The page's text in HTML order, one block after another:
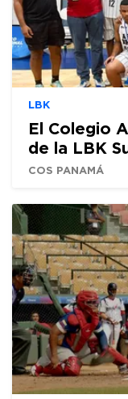
LBK
El Colegio
de la LBK
COS PANAMÁ